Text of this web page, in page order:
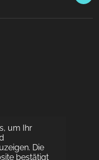
um Ihr
Die
bestätigt